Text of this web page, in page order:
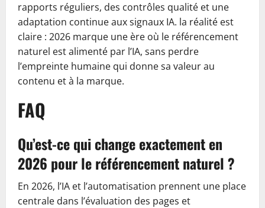
rapports réguliers, des contrôles qualité et une
adaptation continue aux signaux IA. la réalité est
claire : 2026 marque une ère où le référencement
naturel est alimenté par l’IA, sans perdre
l’empreinte humaine qui donne sa valeur au
contenu et à la marque.
FAQ
Qu’est-ce qui change exactement en
2026 pour le référencement naturel ?
En 2026, l’IA et l’automatisation prennent une place
centrale dans l’évaluation des pages et